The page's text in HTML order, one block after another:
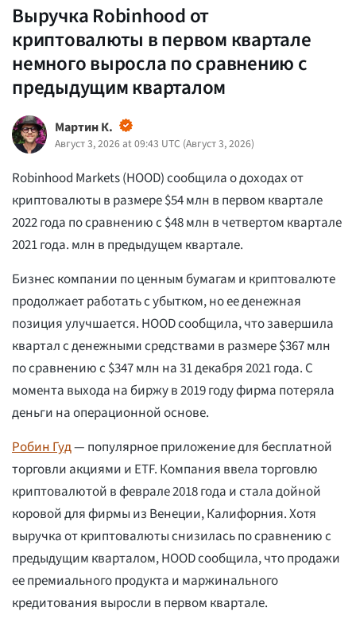
Выручка Robinhood от
криптовалюты в первом квартале
немного выросла по сравнению с
предыдущим кварталом
Мартин К.
Август 3, 2026 at 09:43 UTC (Август 3, 2026)
Robinhood Markets (HOOD) сообщила о доходах от
криптовалюты в размере $54 млн в первом квартале
2022 года по сравнению с $48 млн в четвертом квартале
2021 года. млн в предыдущем квартале.
Бизнес компании по ценным бумагам и криптовалюте
продолжает работать с убытком, но ее денежная
позиция улучшается. HOOD сообщила, что завершила
квартал с денежными средствами в размере $367 млн
по сравнению с $347 млн на 31 декабря 2021 года. С
момента выхода на биржу в 2019 году фирма потеряла
деньги на операционной основе.
Робин Гуд— популярное приложение для бесплатной
торговли акциями и ETF. Компания ввела торговлю
криптовалютой в феврале 2018 года и стала дойной
коровой для фирмы из Венеции, Калифорния. Хотя
выручка от криптовалюты снизилась по сравнению с
предыдущим кварталом, HOOD сообщила, что продажи
ее премиального продукта и маржинального
кредитования выросли в первом квартале.